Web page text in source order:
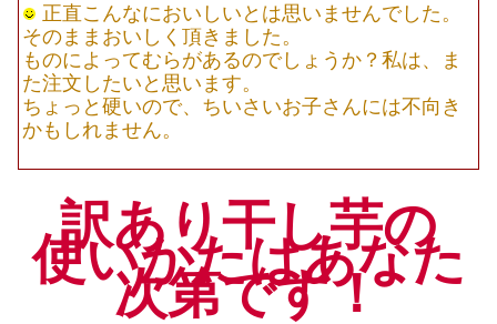
正直こんなにおいしいとは思いませんでした。
そのままおいしく頂きました。
ものによってむらがあるのでしょうか？私は、ま
た注文したいと思います。
ちょっと硬いので、ちいさいお子さんには不向き
かもしれません。
訳あり干し芋の
使いかたはあなた
次第です！